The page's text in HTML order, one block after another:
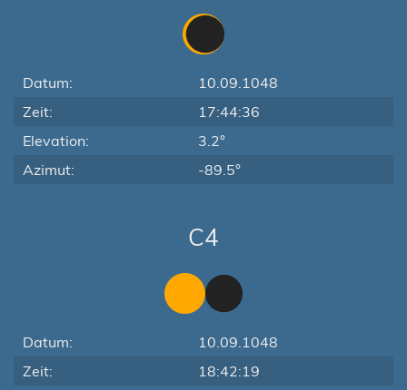
Datum:
10.09.1048
Zeit:
17:44:36
Elevation:
3.2°
Azimut:
-89.5°
C4
Datum:
10.09.1048
Zeit:
18:42:19